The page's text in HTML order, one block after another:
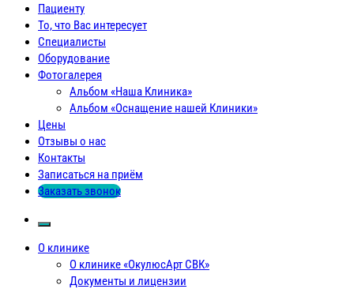
Пациенту
То, что Вас интересует
Специалисты
Оборудование
Фотогалерея
Альбом «Наша Клиника»
Альбом «Оснащение нашей Клиники»
Цены
Отзывы о нас
Контакты
Записаться на приём
Заказать звонок
О клинике
О клинике «ОкулюсАрт СВК»
Документы и лицензии